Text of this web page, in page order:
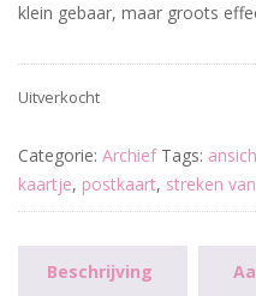
klein gebaar, maar groots
Uitverkocht
Categorie: Archief Tags:
kaartje, postkaart, streken
Beschrijving